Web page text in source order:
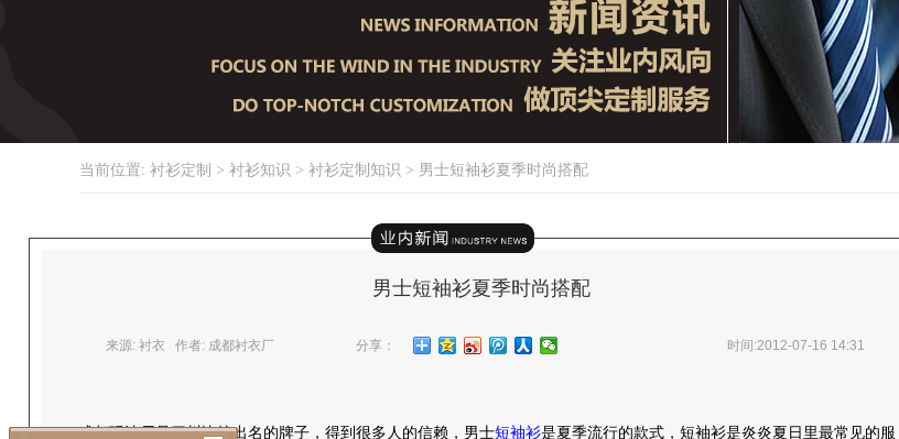
当前位置: 衬衫定制 > 衬衫知识 > 衬衫定制知识 > 男士短袖衫夏季时尚搭配
男士短袖衫夏季时尚搭配
来源: 衬衣 作者: 成都衬衣厂 分享： 时间:2012-07-16 14:31
成都玛法尼是四川比较出名的牌子，得到很多人的信赖，男士短袖衫是夏季流行的款式，短袖衫是炎炎夏日里最常见的服